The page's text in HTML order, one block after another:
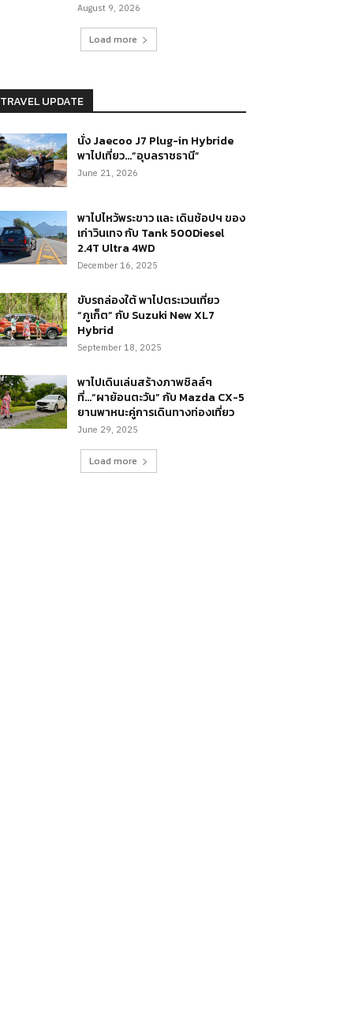
August 9, 2026
Load more
TRAVEL UPDATE
นั่ง Jaecoo J7 Plug-in Hybride
พาไปเที่ยว…”อุบลราชธานี”
June 21, 2026
พาไปไหว้พระขาว และ เดินช้อปฯ ของ
เก่าวินเทจ กับ Tank 500Diesel
2.4T Ultra 4WD
December 16, 2025
ขับรถล่องใต้ พาไปตระเวนเที่ยว
“ภูเก็ต” กับ Suzuki New XL7
Hybrid
September 18, 2025
พาไปเดินเล่นสร้างภาพชิลล์ๆ
ที่…“ผาย้อนตะวัน” กับ Mazda CX-5
ยานพาหนะคู่การเดินทางท่องเที่ยว
June 29, 2025
Load more